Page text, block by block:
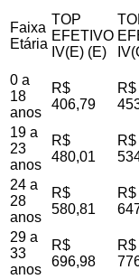
Faixa
Etária
TOP
EFETIVO
IV(E) (E)
0 a
18
anos
R$
406,79
R$
19 a
23
anos
R$
480,01
R$
24 a
28
anos
R$
580,81
R$
29 a
33
anos
R$
696,98
R$